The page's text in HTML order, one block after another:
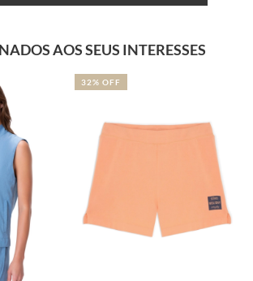
AOS SEUS INTERESSES
32% OFF